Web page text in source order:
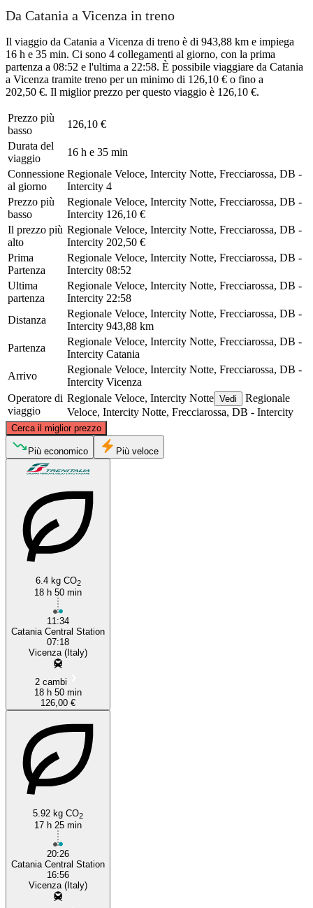
Da Catania a Vicenza in treno
Il viaggio da Catania a Vicenza di treno è di 943,88 km e impiega
16 h e 35 min. Ci sono 4 collegamenti al giorno, con la prima
partenza a 08:52 e l'ultima a 22:58. È possibile viaggiare da Catania
a Vicenza tramite treno per un minimo di 126,10 € o fino a
202,50 €. Il miglior prezzo per questo viaggio è 126,10 €.
Prezzo più
basso
126,10 €
Durata del
viaggio
16 h e 35 min
Connessione
al giorno
Regionale Veloce, Intercity Notte, Frecciarossa, DB -
Intercity 4
Prezzo più
basso
Regionale Veloce, Intercity Notte, Frecciarossa, DB -
Intercity 126,10 €
Il prezzo più
alto
Regionale Veloce, Intercity Notte, Frecciarossa, DB -
Intercity 202,50 €
Prima
Partenza
Regionale Veloce, Intercity Notte, Frecciarossa, DB -
Intercity 08:52
Ultima
partenza
Regionale Veloce, Intercity Notte, Frecciarossa, DB -
Intercity 22:58
Distanza
Regionale Veloce, Intercity Notte, Frecciarossa, DB -
Intercity 943,88 km
Partenza
Regionale Veloce, Intercity Notte, Frecciarossa, DB -
Intercity Catania
Arrivo
Regionale Veloce, Intercity Notte, Frecciarossa, DB -
Intercity Vicenza
Operatore di
viaggio
Regionale Veloce, Intercity Notte Vedi
Regionale
Veloce, Intercity Notte, Frecciarossa, DB - Intercity
Cerca il miglior prezzo
Vicenza
©CARTO, ©OpenStreetMapcontributors
Più economico Più veloce
6.4 kg CO2
18 h 50 min
11:34
Catania Central Station
07:18
Vicenza (Italy)
2 cambi
18 h 50 min
126,00 €
5.92 kg CO2
17 h 25 min
20:26
Catania Central Station
16:56
Vicenza (Italy)